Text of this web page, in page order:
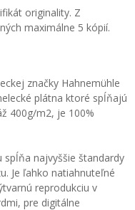
originality. Z
maximálne 5 kópií.
značky Hahnemühle
plátna ktoré spĺňajú
400g/m2, je 100%
najvyššie štandardy
Je ľahko natiahnuteľné
reprodukciu v
pre digitálne